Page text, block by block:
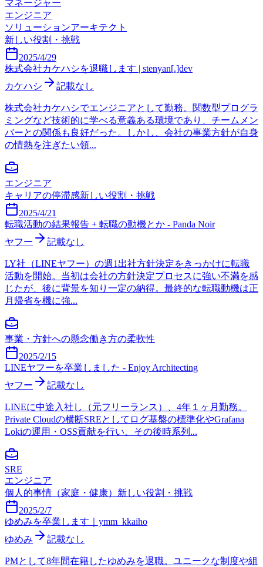
マネージャー
エンジニア
ソリューションアーキテクト
新しい役割・挑戦
2025/4/29
株式会社カケハシを退職します | stenyan[.]dev
カケハシ
記載なし
株式会社カケハシでエンジニアとして勤務。関数型プログラ
ミングなど技術的に学べる意義ある環境であり、チームメン
バーとの関係も良好だった。しかし、会社の事業方針が自身
の情熱を注ぎたい領...
エンジニア
キャリアの停滞感新しい役割・挑戦
2025/4/21
転職活動の結果報告 + 転職の動機とか - Panda Noir
ヤフー
記載なし
LY社（LINEヤフー）の週1出社方針決定をきっかけに転職
活動を開始。当初は会社の方針決定プロセスに強い不満を感
じたが、後に背景を知り一定の納得。最終的な転職動機は正
月帰省を機に強...
事業・方針への懸念働き方の柔軟性
2025/2/15
LINEヤフーを卒業しました - Enjoy Architecting
ヤフー
記載なし
LINEに中途入社し（元フリーランス）、4年１ヶ月勤務。
Private Cloudの横断SREとしてログ基盤の標準化やGrafana
Lokiの運用・OSS貢献を行い、その後時系列...
SRE
エンジニア
個人的事情（家庭・健康） 新しい役割・挑戦
2025/2/7
ゆめみを卒業します｜ymm_kkaiho
ゆめみ
記載なし
PMとして8年間在籍したゆめみを退職。ユニークな制度や組